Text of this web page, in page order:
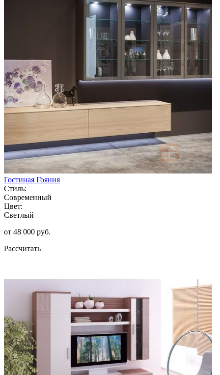
Гостиная Гояния
Стиль:
Современный
Цвет:
Светлый
от 48 000 руб.
Рассчитать